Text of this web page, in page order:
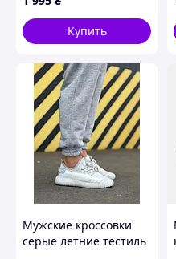
Заказав их у нас Вы
фотографии что не
см)
Купить
Мужские кроссовки
серые летние тестиль